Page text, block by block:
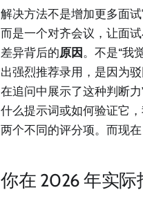
解决方法不是增加更多面
而是一个对齐会议，让面
差异背后的原因。不是“我
出强烈推荐录用，是因为
在追问中展示了这种判断
什么提示词或如何验证它
两个不同的评分项。而现
你在 2026 年实